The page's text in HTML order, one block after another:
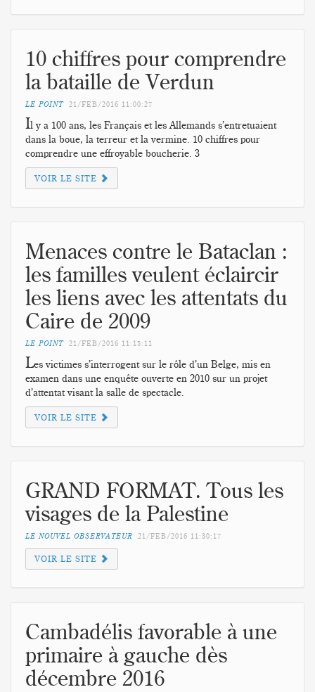
10 chiffres pour comprendre
la bataille de Verdun
LE POINT 21/FEB/2016 11:00:27
Il y a 100 ans, les Français et les Allemands s’entretuaient
dans la boue, la terreur et la vermine. 10 chiffres pour
comprendre une effroyable boucherie. 3
VOIR LE SITE
Menaces contre le Bataclan :
les familles veulent éclaircir
les liens avec les attentats du
Caire de 2009
LE POINT 21/FEB/2016 11:15:11
Les victimes s’interrogent sur le rôle d’un Belge, mis en
examen dans une enquête ouverte en 2010 sur un projet
d’attentat visant la salle de spectacle.
VOIR LE SITE
GRAND FORMAT. Tous les
visages de la Palestine
LE NOUVEL OBSERVATEUR 21/FEB/2016 11:30:17
VOIR LE SITE
Cambadélis favorable à une
primaire à gauche dès
décembre 2016